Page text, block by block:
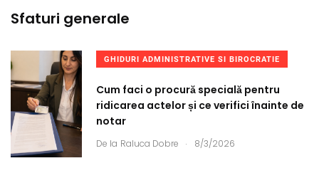
Sfaturi generale
GHIDURI ADMINISTRATIVE SI BIROCRATIE
Cum faci o procură specială pentru
ridicarea actelor și ce verifici înainte de
notar
De la Raluca Dobre . 8/3/2026